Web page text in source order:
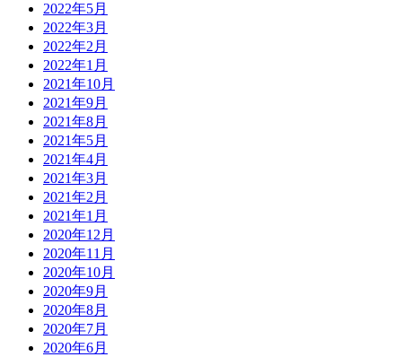
2022年5月
2022年3月
2022年2月
2022年1月
2021年10月
2021年9月
2021年8月
2021年5月
2021年4月
2021年3月
2021年2月
2021年1月
2020年12月
2020年11月
2020年10月
2020年9月
2020年8月
2020年7月
2020年6月